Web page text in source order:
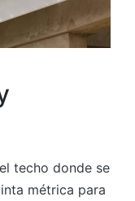
techo donde se
métrica para